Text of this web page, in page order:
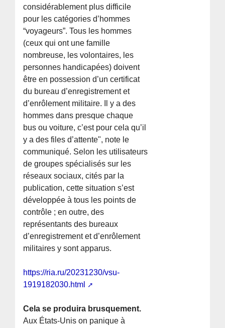
considérablement plus difficile
pour les catégories d’hommes
“voyageurs”. Tous les hommes
(ceux qui ont une famille
nombreuse, les volontaires, les
personnes handicapées) doivent
être en possession d’un certificat
du bureau d’enregistrement et
d’enrôlement militaire. Il y a des
hommes dans presque chaque
bus ou voiture, c’est pour cela qu’il
y a des files d’attente", note le
communiqué. Selon les utilisateurs
de groupes spécialisés sur les
réseaux sociaux, cités par la
publication, cette situation s’est
développée à tous les points de
contrôle ; en outre, des
représentants des bureaux
d’enregistrement et d’enrôlement
militaires y sont apparus.
https://ria.ru/20231230/vsu-
1919182030.html
Cela se produira brusquement.
Aux États-Unis on panique à